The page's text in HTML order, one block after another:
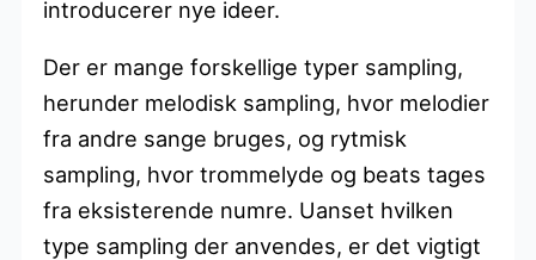
introducerer nye ideer.
Der er mange forskellige typer sampling,
herunder melodisk sampling, hvor melodier
fra andre sange bruges, og rytmisk
sampling, hvor trommelyde og beats tages
fra eksisterende numre. Uanset hvilken
type sampling der anvendes, er det vigtigt